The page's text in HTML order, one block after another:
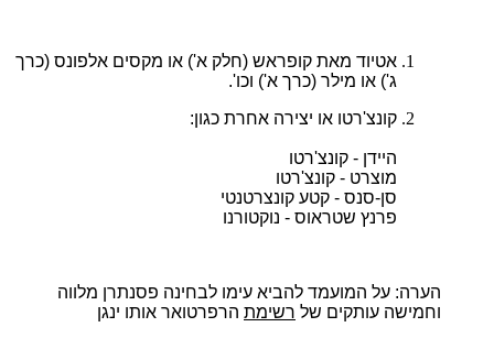
אטיוד מאת קופראש (חלק א') או מקסים אלפונס (כרך
ג') או מילר (כרך א') וכו'.
קונצ'רטו או יצירה אחרת כגון:
היידן - קונצ'רטו
מוצרט - קונצ'רטו
סן-סנס - קטע קונצרטנטי
פרנץ שטראוס - נוקטורנו
הערה: על המועמד להביא עימו לבחינה פסנתרן מלווה
וחמישה עותקים של רשימת הרפרטואר אותו ינגן